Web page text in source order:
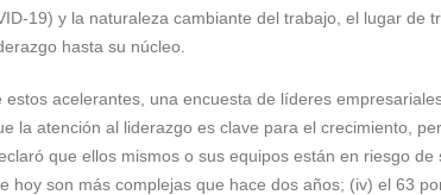
19) y la naturaleza cambiante del trabajo, el lugar de
hasta su núcleo.
acelerantes, una encuesta de líderes
la atención al liderazgo es clave para el crecimiento,
que ellos mismos o sus equipos están en riesgo
hoy son más complejas que hace dos años; (iv) el 63